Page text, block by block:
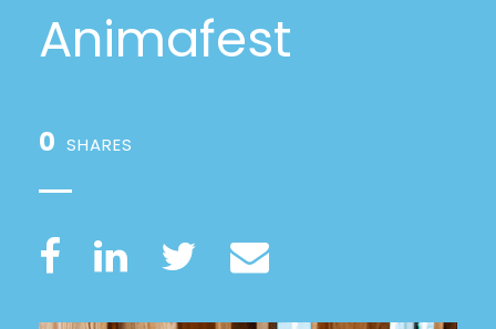
Animafest
0 SHARES